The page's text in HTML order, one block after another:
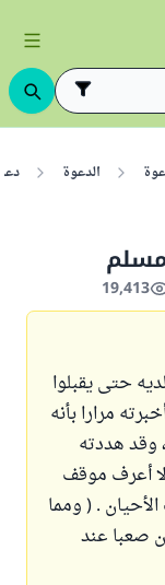
الدعوة
19,413
حتى يقبلوا
مرارا بأنه
وقد هددته
أعرف موقف
. ( ومما
صعبا عند